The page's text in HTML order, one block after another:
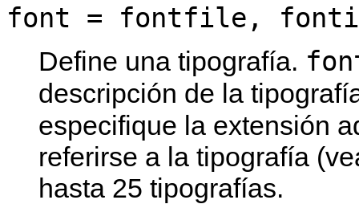
font = fontfile,
Define una tipografía.
descripción de la
especifique la extensión
referirse a la tipografía
hasta 25 tipografías.